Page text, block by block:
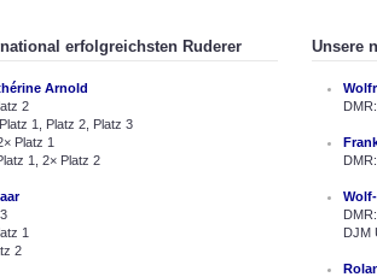
erfolgreichsten Ruderer
Arnold
2
1, Platz 2, Platz 3
Platz 1
1, 2× Platz 2
1
2
Unsere
DJM